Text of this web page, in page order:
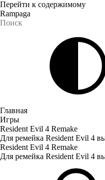
Перейти к содержимому
Rampaga
Главная
Игры
Resident Evil 4 Remake
Для ремейка Resident Evil 4
Resident Evil 4 Remake
Для ремейка Resident Evil 4